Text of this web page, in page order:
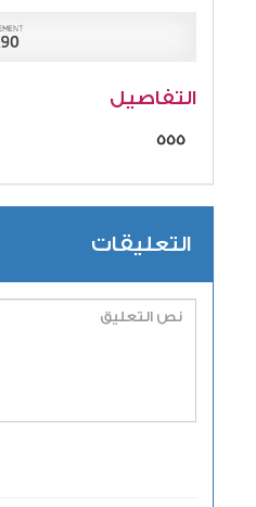
التفاصيل
التعليقات